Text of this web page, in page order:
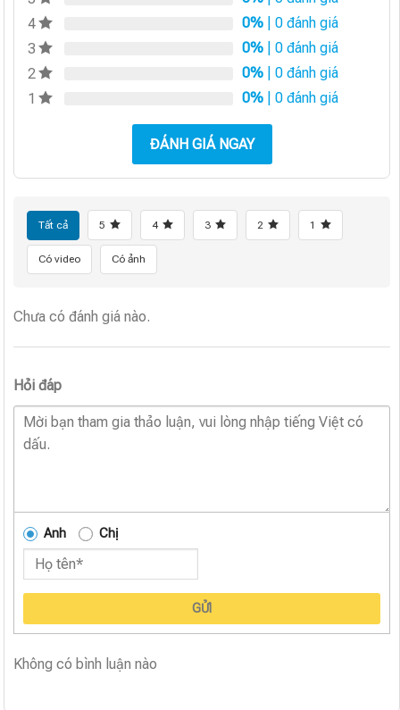
4
0% | 0 đánh giá
3
0% | 0 đánh giá
2
0% | 0 đánh giá
1
0% | 0 đánh giá
ĐÁNH GIÁ NGAY
Tất cả 5 4 3 2 1
Có video Có ảnh
Chưa có đánh giá nào.
Hỏi đáp
Anh Chị
GỬI
Không có bình luận nào